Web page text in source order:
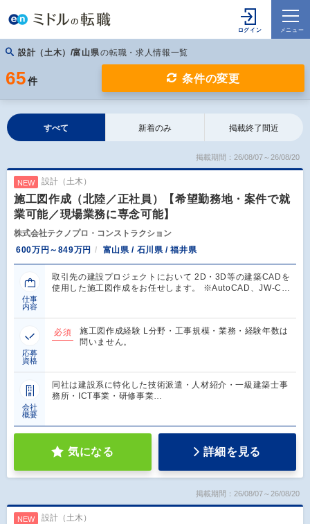
設計（土木）/富山県の転職・求人情報一覧
65 件 条件の変更
すべて 新着のみ 掲載終了間近
掲載期間：26/08/07～26/08/20
NEW 設計（土木）
施工図作成（北陸／正社員）【希望勤務地・案件で就
業可能／現場業務に専念可能】
株式会社テクノプロ・コンストラクション
600万円～849万円
富山県 / 石川県 / 福井県
仕事
内容
取引先の建設プロジェクトにおいて 2D・3D等の建築CADを
使用した施工図作成をお任せします。 ※AutoCAD、JW-C…
応募
資格
必須
施工図作成経験 L分野・工事規模・業務・経験年数は
問いません。
会社
概要
同社は建設系に特化した技術派遣・人材紹介・一級建築士事
務所・ICT事業・研修事業…
気になる 詳細を見る
掲載期間：26/08/07～26/08/20
NEW 設計（土木）